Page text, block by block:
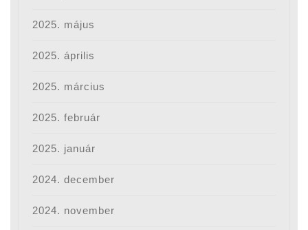
2025. május
2025. április
2025. március
2025. február
2025. január
2024. december
2024. november